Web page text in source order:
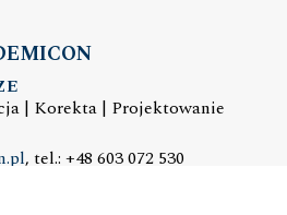
| Korekta | Projektowanie
, tel.: +48 603 072 530